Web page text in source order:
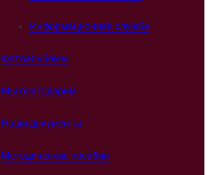
Информационная служба
Фотоальбомы
Мы благодарим
Наши документы
Методические пособия